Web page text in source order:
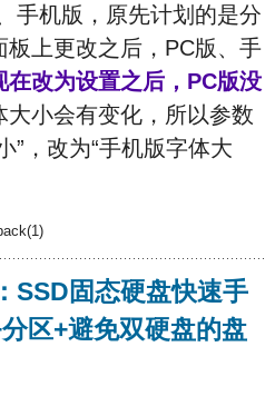
手机版，原先计划的是分
上更改之后，PC版、手
在改为设置之后，PC版没
大小会有变化，所以参数
”，改为“手机版字体大
SSD固态硬盘快速手
区+避免双硬盘的盘